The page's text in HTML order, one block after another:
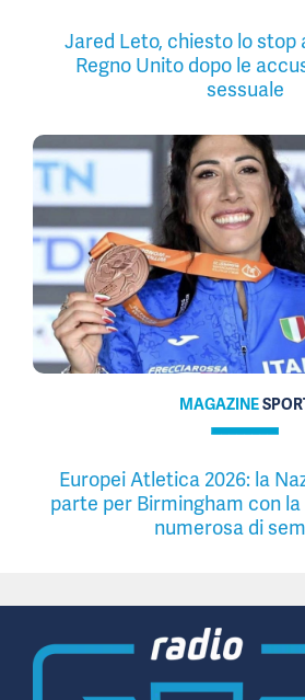
Jared Leto, chiesto lo stop
Regno Unito dopo le
sessuale
MAGAZINE
Europei Atletica 2026: la
parte per Birmingham con la
numerosa di